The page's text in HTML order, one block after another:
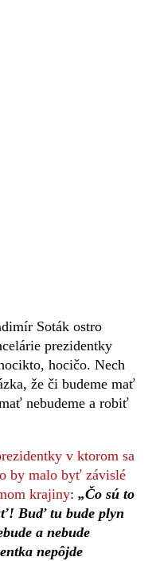
Soták ostro
prezidentky
hocičo. Nech
že či budeme mať
nebudeme a robiť
v ktorom sa
by malo byť závislé
krajiny: „Čo sú to
Buď tu bude plyn
a nebude
nepôjde